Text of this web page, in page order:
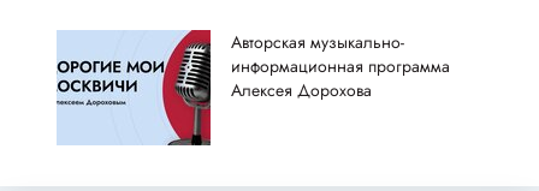
Авторская музыкально-
информационная программа
Алексея Дорохова